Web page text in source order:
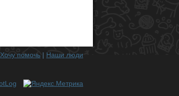
Хочу помочь | Наши люди